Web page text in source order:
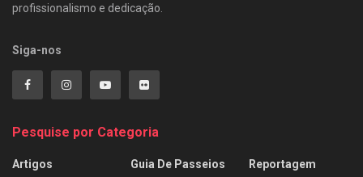
profissionalismo e dedicação.
Siga-nos
Pesquise por Categoria
Artigos
Guia De Passeios
Reportagem